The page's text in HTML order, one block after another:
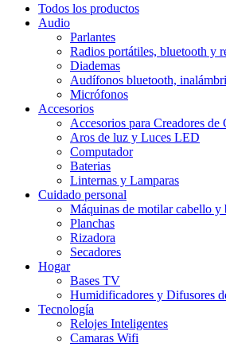
Todos los productos
Audio
Parlantes
Radios portátiles, bluetooth y
Diademas
Audífonos bluetooth,
Micrófonos
Accesorios
Accesorios para Creadores de
Aros de luz y Luces LED
Computador
Baterias
Linternas y Lamparas
Cuidado personal
Máquinas de motilar cabello y
Planchas
Rizadora
Secadores
Hogar
Bases TV
Humidificadores y Difusores
Tecnología
Relojes Inteligentes
Camaras Wifi